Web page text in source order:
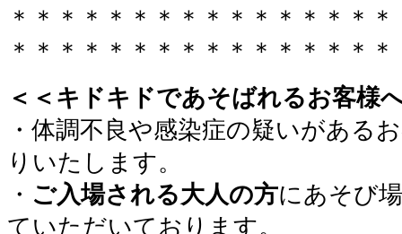
＊＊＊＊＊＊＊＊＊＊＊＊＊＊＊
＊＊＊＊＊＊＊＊＊＊＊＊＊＊＊＊
＜＜キドキドであそばれるお客様
・体調不良や感染症の疑いがある
りいたします。
・ ご入場される大人の方にあそび
ていただいております。